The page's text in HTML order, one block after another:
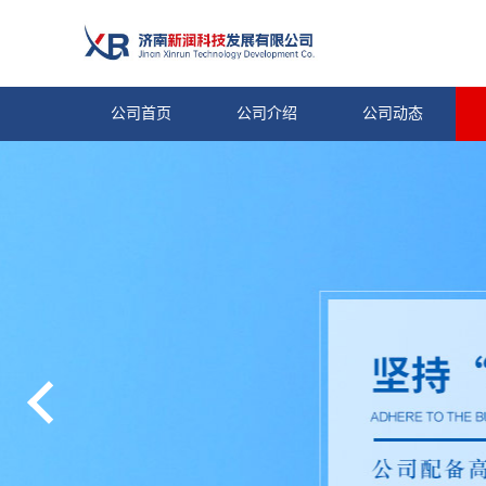
公司首页 公司介绍 公司动态